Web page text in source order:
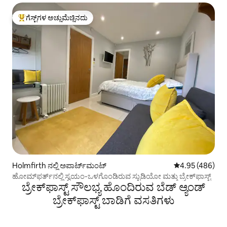
ಗೆಸ್ಟ್‌ಗಳಿಗೆ ಅತಿ ಹೆಚ್ಚು ಅಚ್ಚುಮೆಚ್ಚಿನದು
ಗೆಸ್ಟ್‌ಗಳ ಅಚ್ಚುಮೆಚ್ಚಿನದು
Holmfirth ನಲ್ಲಿ ಅಪಾರ್ಟ್‌ಮಂಟ್ 5 ರಲ್ಲಿ 4.95
4.95 (486)
ಹೋಮ್‌ಫರ್ತ್‌ನಲ್ಲಿ ಸ್ವಯಂ-ಒಳಗೊಂಡಿರುವ ಸ್ಟುಡಿಯೋ ಮತ್ತು ಬ್ರೇಕ್‌ಫಾಸ್ಟ್
ಬ್ರೇಕ್‌ಫಾಸ್ಟ್ ‌ಸೌಲಭ್ಯ ಹೊಂದಿರುವ ಬೆಡ್ ಆ್ಯಂಡ್
ಬ್ರೇಕ್‌ಫಾಸ್ಟ್‌ ಬಾಡಿಗೆ ವಸತಿಗಳು